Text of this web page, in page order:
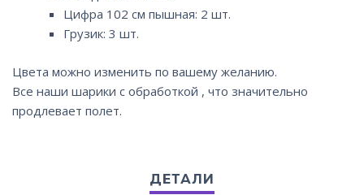
Цифра 102 см пышная: 2 шт.
Грузик: 3 шт.
Цвета можно изменить по вашему желанию.
Все наши шарики с обработкой , что значительно
продлевает полет.